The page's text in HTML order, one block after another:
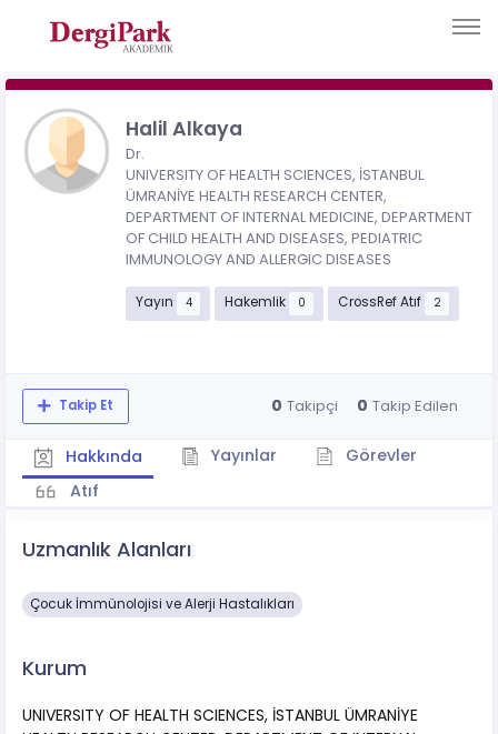
Halil Alkaya
Dr.
UNIVERSITY OF HEALTH SCIENCES, İSTANBUL
ÜMRANİYE HEALTH RESEARCH CENTER,
DEPARTMENT OF INTERNAL MEDICINE, DEPARTMENT
OF CHILD HEALTH AND DISEASES, PEDIATRIC
IMMUNOLOGY AND ALLERGIC DISEASES
Yayın 4 Hakemlik 0 CrossRef Atıf 2
Takip Et 0 Takipçi 0 Takip Edilen
Hakkında Yayınlar
Görevler
Atıf
Uzmanlık Alanları
Çocuk İmmünolojisi ve Alerji Hastalıkları
Kurum
UNIVERSITY OF HEALTH SCIENCES, İSTANBUL ÜMRANİYE